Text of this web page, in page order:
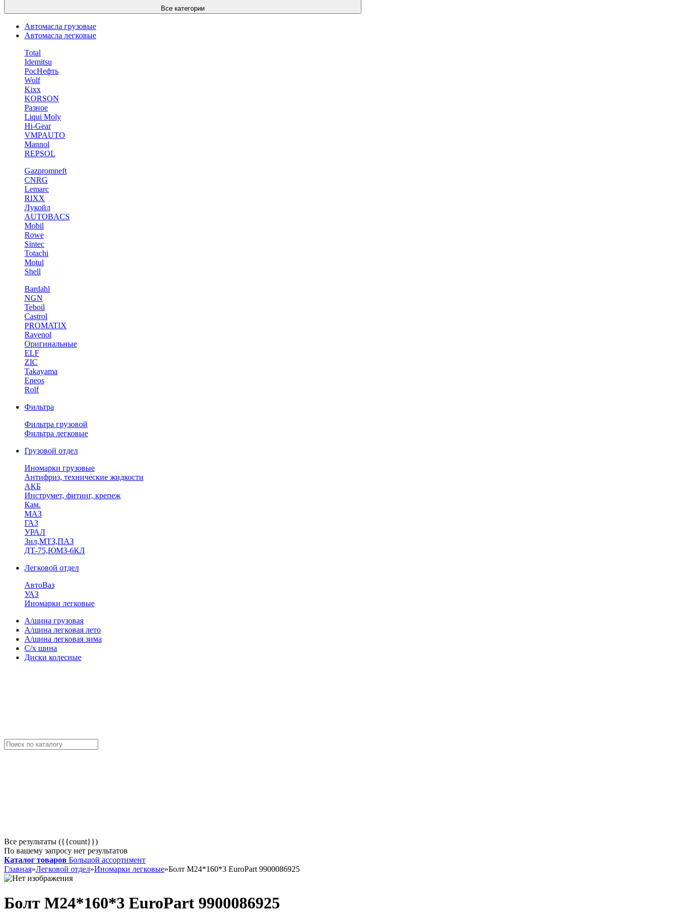
Все категории
Автомасла грузовые
Автомасла легковые
Total
Idemitsu
РосНефть
Wolf
Kixx
KORSON
Разное
Liqui Moly
Hi-Gear
VMPAUTO
Mannol
REPSOL
Gazpromneft
CNRG
Lemarc
RIXX
Лукойл
AUTOBACS
Mobil
Rowe
Sintec
Totachi
Motul
Shell
Bardahl
NGN
Teboil
Castrol
PROMATIX
Ravenol
Оригинальные
ELF
ZIC
Takayama
Eneos
Rolf
Фильтра
Фильтра грузовой
Фильтра легковые
Грузовой отдел
Иномарки грузовые
Антифриз, технические жидкости
АКБ
Инструмет, фитинг, крепеж
Кам.
МАЗ
ГА3
УРАЛ
Зил,МТЗ,ПАЗ
ДТ-75,ЮМЗ-6КЛ
Легковой отдел
АвтоВаз
УАЗ
Иномарки легковые
А/шина грузовая
А/шина легковая лето
А/шина легковая зима
С/х шина
Диски колесные
Все результаты ({{count}})
По вашему запросу нет результатов
Каталог товаров Большой ассортимент
Главная»Легковой отдел»Иномарки легковые»Болт М24*160*3 EuroPart 9900086925
Болт М24*160*3 EuroPart 9900086925